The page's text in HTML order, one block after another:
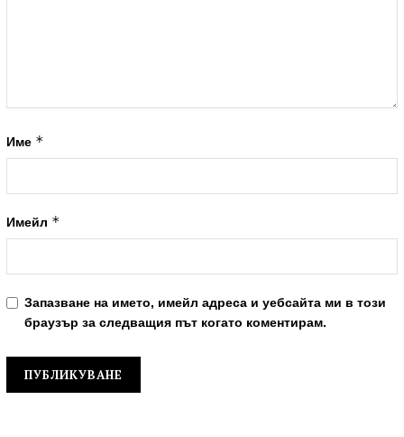
Име *
Имейл *
Запазване на името, имейл адреса и уебсайта ми в този
браузър за следващия път когато коментирам.